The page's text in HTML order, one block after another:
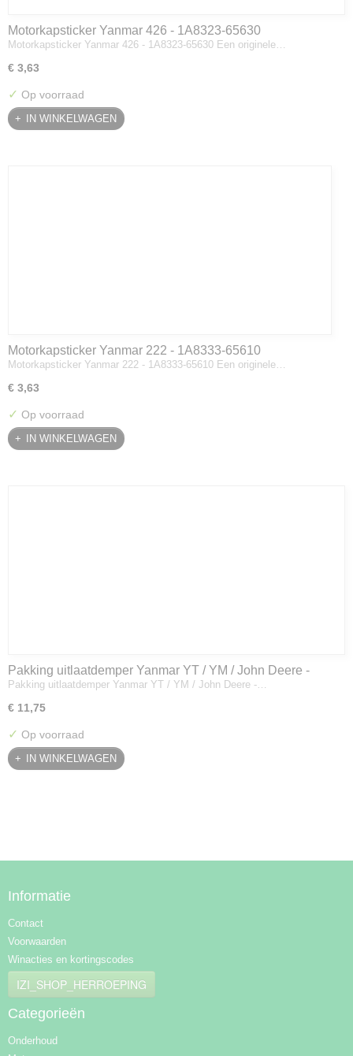
Motorkapsticker Yanmar 426 - 1A8323-65630
Motorkapsticker Yanmar 426 - 1A8323-65630 Een originele…
€ 3,63
✓ Op voorraad
IN WINKELWAGEN
Motorkapsticker Yanmar 222 - 1A8333-65610
Motorkapsticker Yanmar 222 - 1A8333-65610 Een originele…
€ 3,63
✓ Op voorraad
IN WINKELWAGEN
Pakking uitlaatdemper Yanmar YT / YM / John Deere -
128300-13230
Pakking uitlaatdemper Yanmar YT / YM / John Deere -…
€ 11,75
✓ Op voorraad
IN WINKELWAGEN
Informatie
Contact
Voorwaarden
Winacties en kortingscodes
IZI_SHOP_HERROEPING
Categorieën
Onderhoud